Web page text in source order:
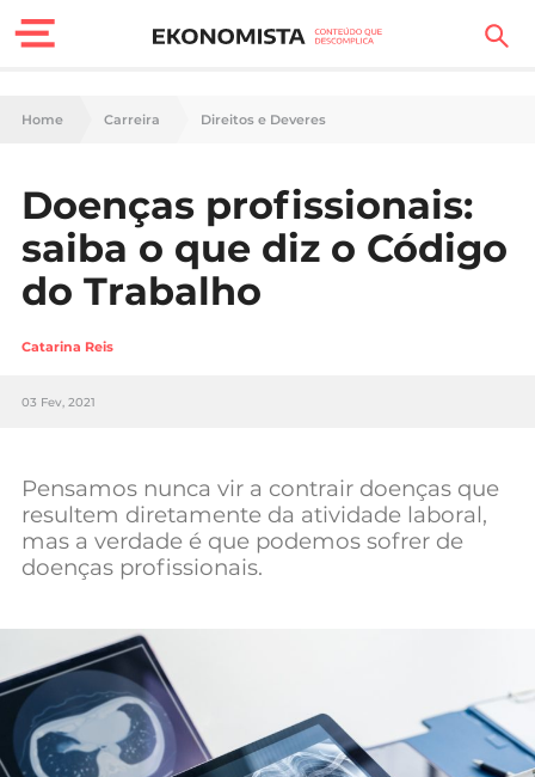
Finanças Pessoais
Carreira
Casa
Lifestyle
Sociedade
Negócios
Mundial 2026
Home Carreira Direitos e Deveres
Doenças profissionais:
saiba o que diz o Código
do Trabalho
Catarina Reis
03 Fev, 2021
Pensamos nunca vir a contrair doenças que
resultem diretamente da atividade laboral,
mas a verdade é que podemos sofrer de
doenças profissionais.